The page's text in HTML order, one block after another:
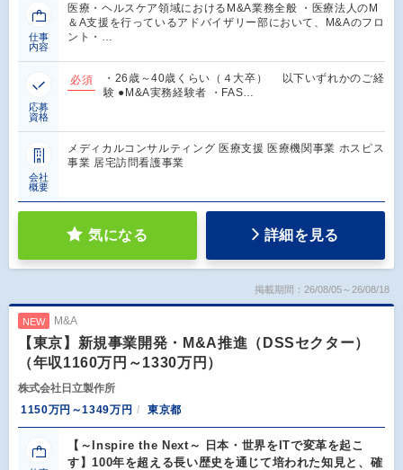
仕事
内容
医療・ヘルスケア領域におけるM&A業務全般 ・医療法人のM
＆A支援を行っているアドバイザリー部において、M&Aのフロ
ント・…
応募
資格
必須
・26歳～40歳くらい（４大卒） 以下いずれかのご経
験 ●M&A実務経験者 ・FAS…
会社
概要
メディカルコンサルティング 医療支援 医療機関事業 ホスピス
事業 居宅訪問看護事業
気になる 詳細を見る
掲載期間：26/08/05～26/08/18
NEW M&A
【東京】新規事業開発・M&A推進（DSSセクター）
（年収1160万円～1330万円）
株式会社日立製作所
1150万円～1349万円
東京都
【～Inspire the Next～ 日本・世界をITで変革を起こ
す】100年を超える長い歴史を通じて培われた知見と、確